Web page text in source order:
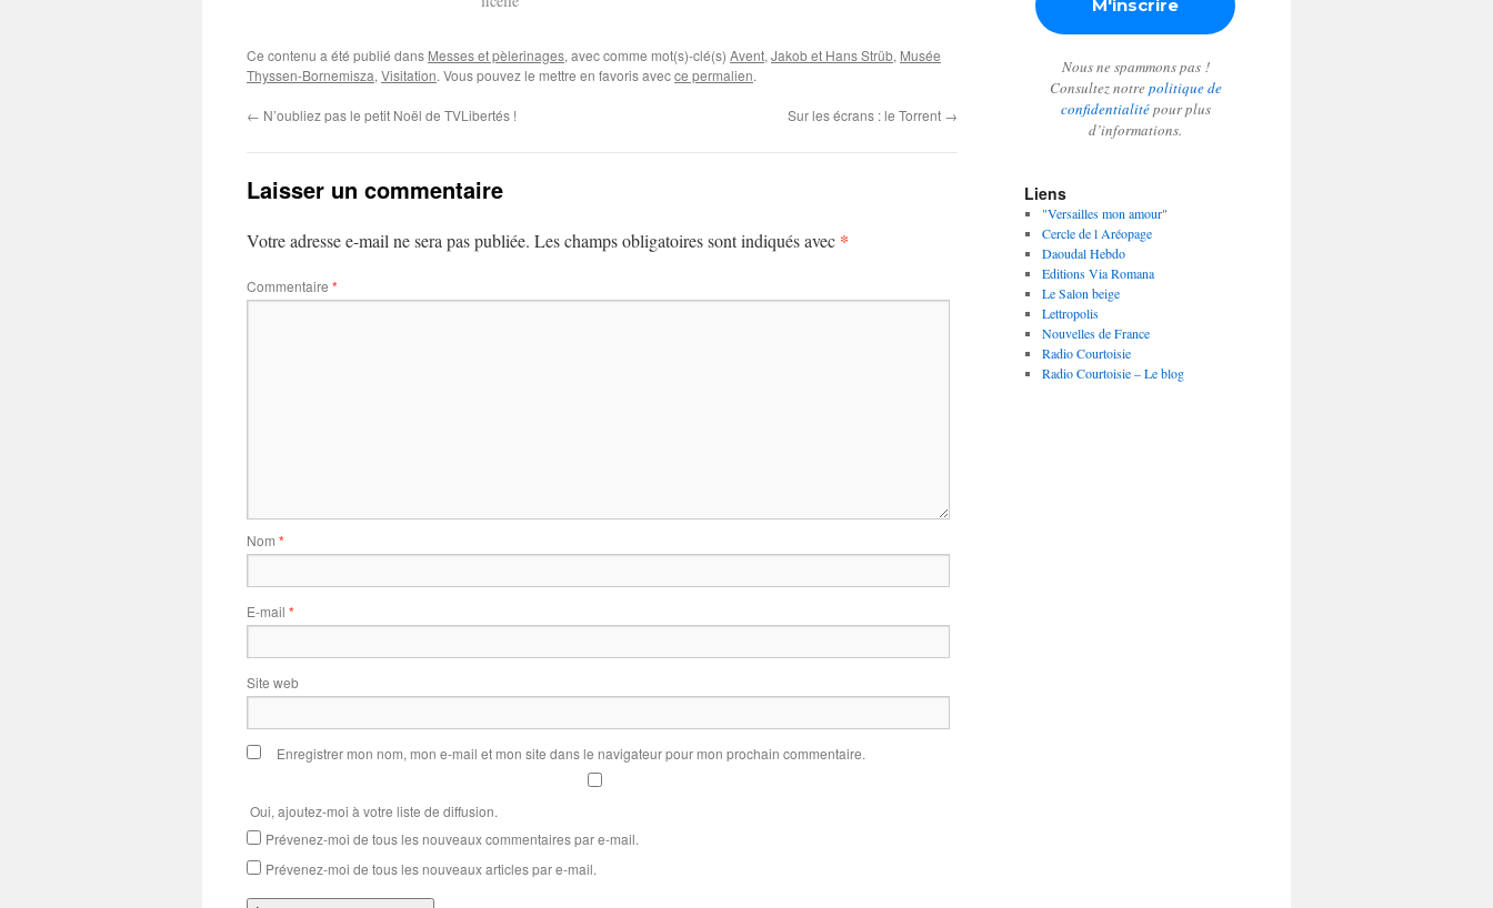
Ce contenu a été publié dans Messes et pèlerinages, avec comme mot(s)-clé(s) Avent, Jakob et Hans Strüb, Musée
Thyssen-Bornemisza, Visitation. Vous pouvez le mettre en favoris avecce permalien.
← N’oubliez pas le petit Noël de TVLibertés ! Sur les écrans : le Torrent →
Laisser un commentaire
Votre adresse e-mail ne sera pas publiée. Les champs obligatoires sont indiqués avec *
Commentaire *
Nom *
E-mail *
Site web
Enregistrer mon nom, mon e-mail et mon site dans le navigateur pour mon prochain commentaire.
Oui, ajoutez-moi à votre liste de diffusion.
Prévenez-moi de tous les nouveaux commentaires par e-mail.
Prévenez-moi de tous les nouveaux articles par e-mail.
Nous ne spammons pas !
Consultez notrepolitique de
confidentialitépour plus
d’informations.
Liens
"Versailles mon amour"
Cercle de l Aréopage
Daoudal Hebdo
Editions Via Romana
Le Salon beige
Lettropolis
Nouvelles de France
Radio Courtoisie
Radio Courtoisie – Le blog